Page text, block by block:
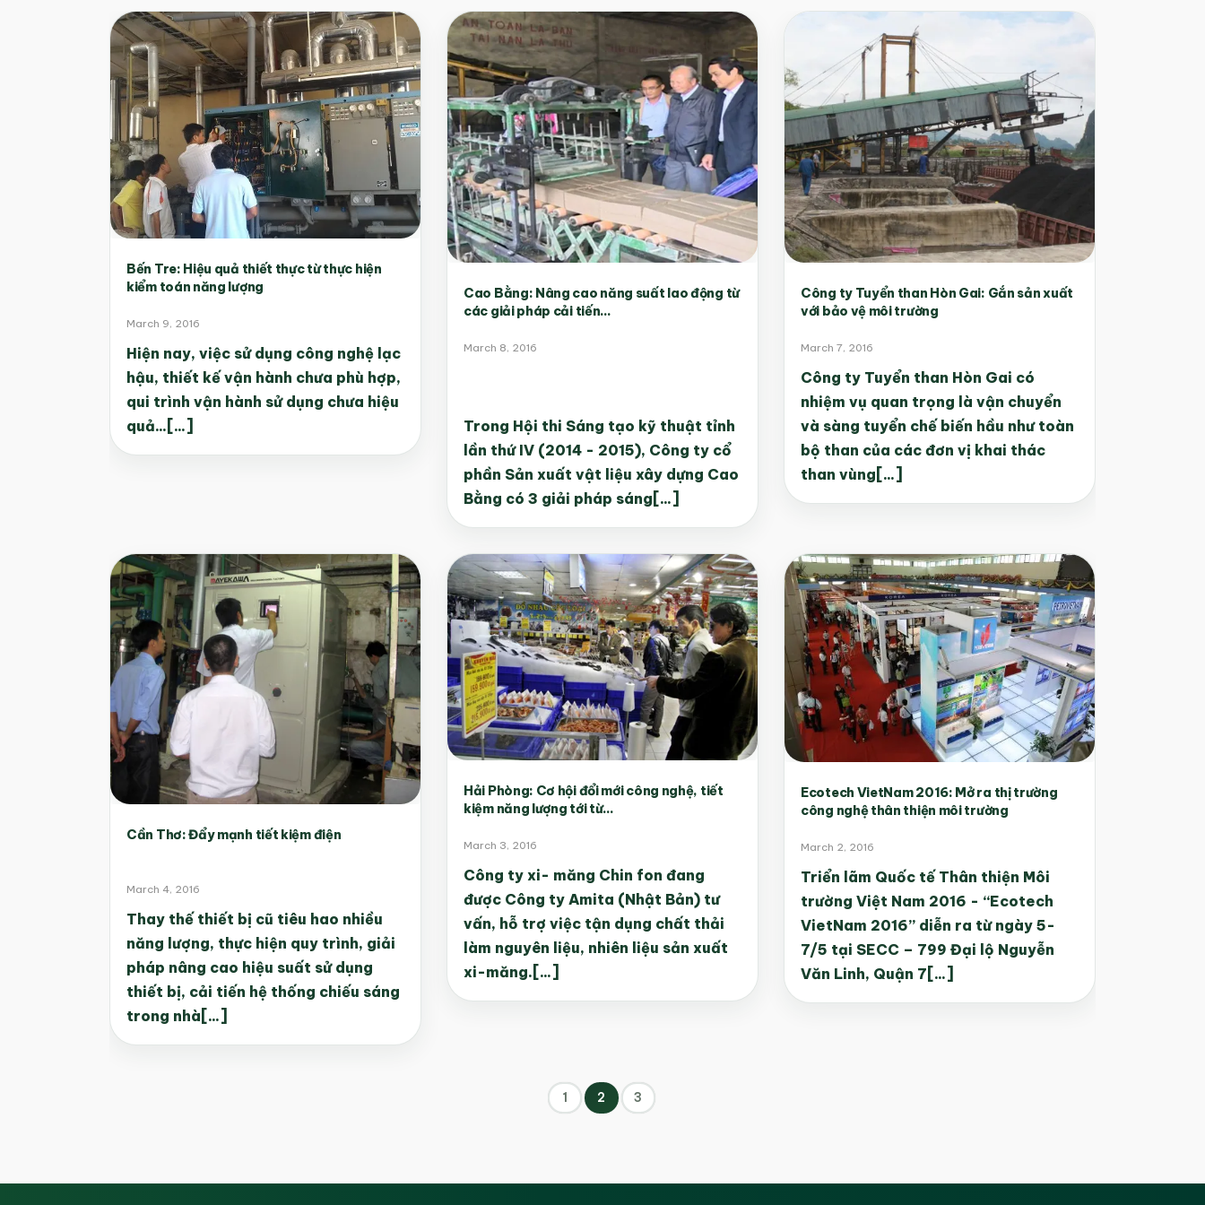
Bến Tre: Hiệu quả thiết thực từ thực hiện
kiểm toán năng lượng
March 9, 2016
Hiện nay, việc sử dụng công nghệ lạc
hậu, thiết kế vận hành chưa phù hợp,
qui trình vận hành sử dụng chưa hiệu
quả...[...]
Cao Bằng: Nâng cao năng suất lao động từ
các giải pháp cải tiến...
March 8, 2016
Trong Hội thi Sáng tạo kỹ thuật tỉnh
lần thứ IV (2014 - 2015), Công ty cổ
phần Sản xuất vật liệu xây dựng Cao
Bằng có 3 giải pháp sáng[...]
Công ty Tuyển than Hòn Gai: Gắn sản xuất
với bảo vệ môi trường
March 7, 2016
Công ty Tuyển than Hòn Gai có
nhiệm vụ quan trọng là vận chuyển
và sàng tuyển chế biến hầu như toàn
bộ than của các đơn vị khai thác
than vùng[...]
Cần Thơ: Đẩy mạnh tiết kiệm điện
March 4, 2016
Thay thế thiết bị cũ tiêu hao nhiều
năng lượng, thực hiện quy trình, giải
pháp nâng cao hiệu suất sử dụng
thiết bị, cải tiến hệ thống chiếu sáng
trong nhà[...]
Hải Phòng: Cơ hội đổi mới công nghệ, tiết
kiệm năng lượng tới từ...
March 3, 2016
Công ty xi- măng Chin fon đang
được Công ty Amita (Nhật Bản) tư
vấn, hỗ trợ việc tận dụng chất thải
làm nguyên liệu, nhiên liệu sản xuất
xi-măng.[...]
Ecotech VietNam 2016: Mở ra thị trường
công nghệ thân thiện môi trường
March 2, 2016
Triển lãm Quốc tế Thân thiện Môi
trường Việt Nam 2016 - “Ecotech
VietNam 2016” diễn ra từ ngày 5-
7/5 tại SECC – 799 Đại lộ Nguyễn
Văn Linh, Quận 7[...]
1 2 3